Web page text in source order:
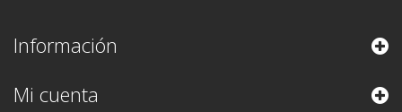
Información
Mi cuenta